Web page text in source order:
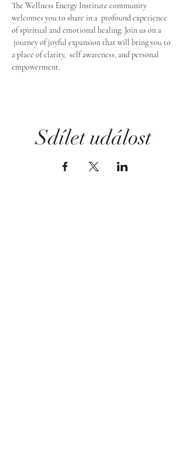
The Wellness Energy Institute community
welcomes you to share in a  profound experience
of spiritual and emotional healing. Join us on a
journey of joyful expansion that will bring you to
a place of clarity,  self awareness, and personal
empowerment.
Sdílet událost